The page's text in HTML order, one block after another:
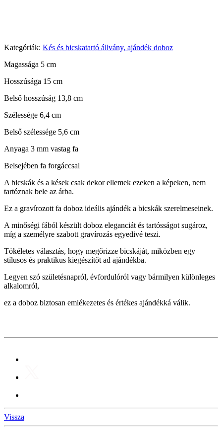
Kategóriák: Kés és bicskatartó állvány, ajándék doboz
Magassága 5 cm
Hosszúsága 15 cm
Belső hosszúság 13,8 cm
Szélessége 6,4 cm
Belső szélessége 5,6 cm
Anyaga 3 mm vastag fa
Belsejében fa forgáccsal
A bicskák és a kések csak dekor ellemek ezeken a képeken, nem
tartóznak bele az árba.
Ez a gravírozott fa doboz ideális ajándék a bicskák szerelmeseinek.
A minőségi fából készült doboz eleganciát és tartósságot sugároz,
míg a személyre szabott gravírozás egyedivé teszi.
Tökéletes választás, hogy megőrizze bicskáját, miközben egy
stílusos és praktikus kiegészítőt ad ajándékba.
Legyen szó születésnapról, évfordulóról vagy bármilyen különleges
alkalomról,
ez a doboz biztosan emlékezetes és értékes ajándékká válik.
Vissza